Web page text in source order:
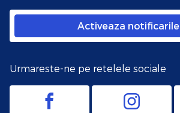
Activeaza notificarile
Urmareste-ne pe retelele sociale